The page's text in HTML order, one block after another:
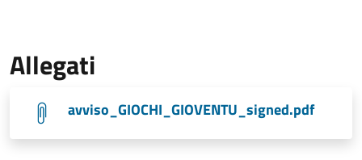
Allegati
avviso_GIOCHI_GIOVENTU_signed.pdf